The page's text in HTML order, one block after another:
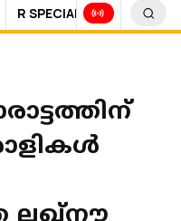
R SPECIAL SPORTS